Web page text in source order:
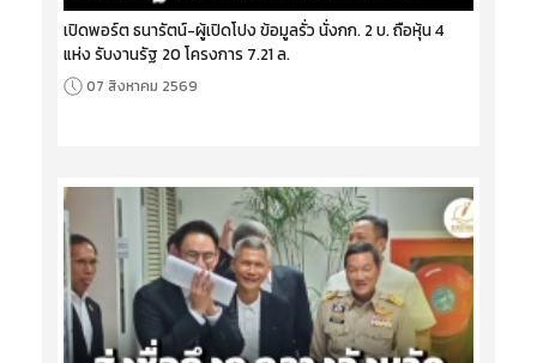
เปิดพอร์ต ธนารัตน์-ผู้เปิดโปง ข้อมูลรั่ว นั่งกก. 2 บ. ถือหุ้น 4
แห่ง รับงานรัฐ 20 โครงการ 7.21 ล.
07 สิงหาคม 2569